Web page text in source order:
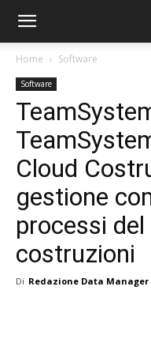
Home Software
Software
Cloud
gestione
processi
costruzioni
Di Redazione Data